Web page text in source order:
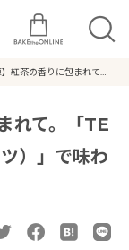
】紅茶の香りに包まれて。
れて。「TE
）」で味わ